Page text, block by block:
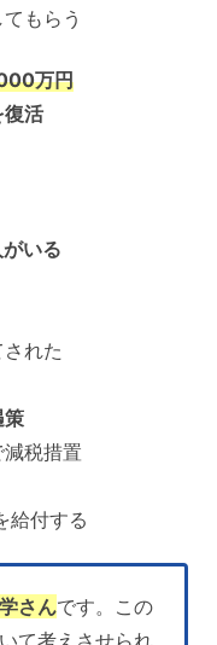
もらう
万円
復活
いる
れた
策
税措置
付する
さんです。この